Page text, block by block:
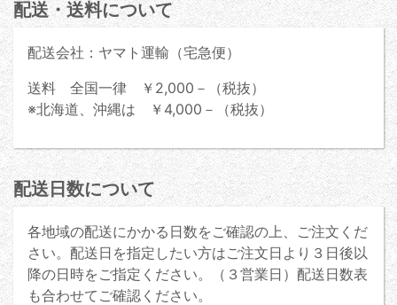
配送・送料について
配送会社：ヤマト運輸（宅急便）
送料 全国一律 ￥2,000－（税抜）
※北海道、沖縄は ￥4,000－（税抜）
配送日数について
各地域の配送にかかる日数をご確認の上、ご注文くだ
さい。配送日を指定したい方はご注文日より３日後以
降の日時をご指定ください。（３営業日）配送日数表
も合わせてご確認ください。